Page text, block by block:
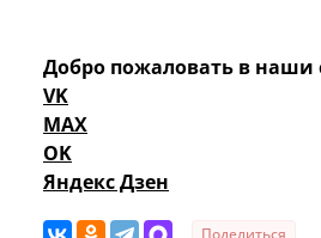
Добро пожаловать в наши
VK
MAX
OK
Яндекс Дзен
Поделиться